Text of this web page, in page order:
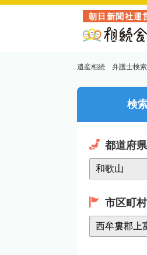
朝日新聞社運
遺産相続 弁護士検索
検
都道府県
市区町村